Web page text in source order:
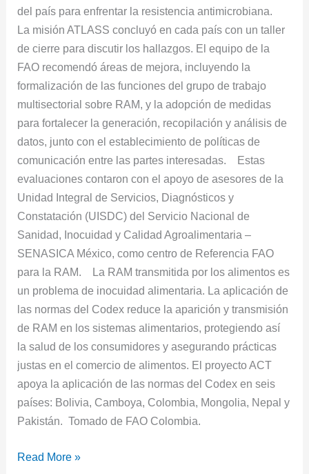
del país para enfrentar la resistencia antimicrobiana.
La misión ATLASS concluyó en cada país con un taller
de cierre para discutir los hallazgos. El equipo de la
FAO recomendó áreas de mejora, incluyendo la
formalización de las funciones del grupo de trabajo
multisectorial sobre RAM, y la adopción de medidas
para fortalecer la generación, recopilación y análisis de
datos, junto con el establecimiento de políticas de
comunicación entre las partes interesadas. Estas
evaluaciones contaron con el apoyo de asesores de la
Unidad Integral de Servicios, Diagnósticos y
Constatación (UISDC) del Servicio Nacional de
Sanidad, Inocuidad y Calidad Agroalimentaria –
SENASICA México, como centro de Referencia FAO
para la RAM. La RAM transmitida por los alimentos es
un problema de inocuidad alimentaria. La aplicación de
las normas del Codex reduce la aparición y transmisión
de RAM en los sistemas alimentarios, protegiendo así
la salud de los consumidores y asegurando prácticas
justas en el comercio de alimentos. El proyecto ACT
apoya la aplicación de las normas del Codex en seis
países: Bolivia, Camboya, Colombia, Mongolia, Nepal y
Pakistán. Tomado de FAO Colombia.
Read More »